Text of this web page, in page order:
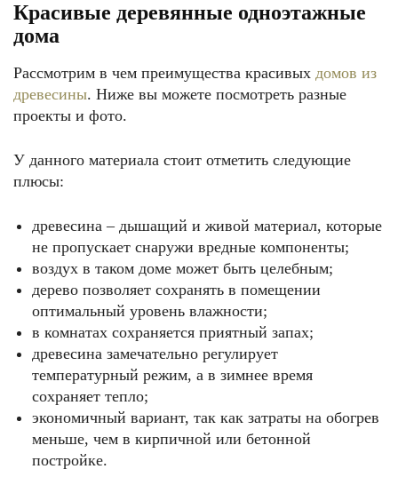
Красивые деревянные одноэтажные
дома
Рассмотрим в чем преимущества красивых домов из
древесины. Ниже вы можете посмотреть разные
проекты и фото.
У данного материала стоит отметить следующие
плюсы:
древесина – дышащий и живой материал, которые
не пропускает снаружи вредные компоненты;
воздух в таком доме может быть целебным;
дерево позволяет сохранять в помещении
оптимальный уровень влажности;
в комнатах сохраняется приятный запах;
древесина замечательно регулирует
температурный режим, а в зимнее время
сохраняет тепло;
экономичный вариант, так как затраты на обогрев
меньше, чем в кирпичной или бетонной
постройке.